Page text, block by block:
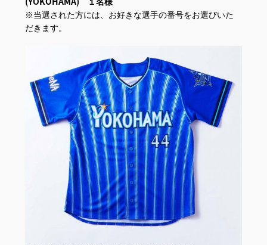
※当選された方には、お好きな選手の番号をお選びいた
だきます。